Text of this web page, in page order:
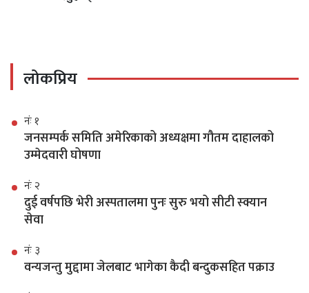
लोकप्रिय
नंः १
जनसम्पर्क समिति अमेरिकाको अध्यक्षमा गौतम दाहालको
उम्मेदवारी घोषणा
नंः २
दुई वर्षपछि भेरी अस्पतालमा पुनः सुरु भयो सीटी स्क्यान
सेवा
नंः ३
वन्यजन्तु मुद्दामा जेलबाट भागेका कैदी बन्दुकसहित पक्राउ